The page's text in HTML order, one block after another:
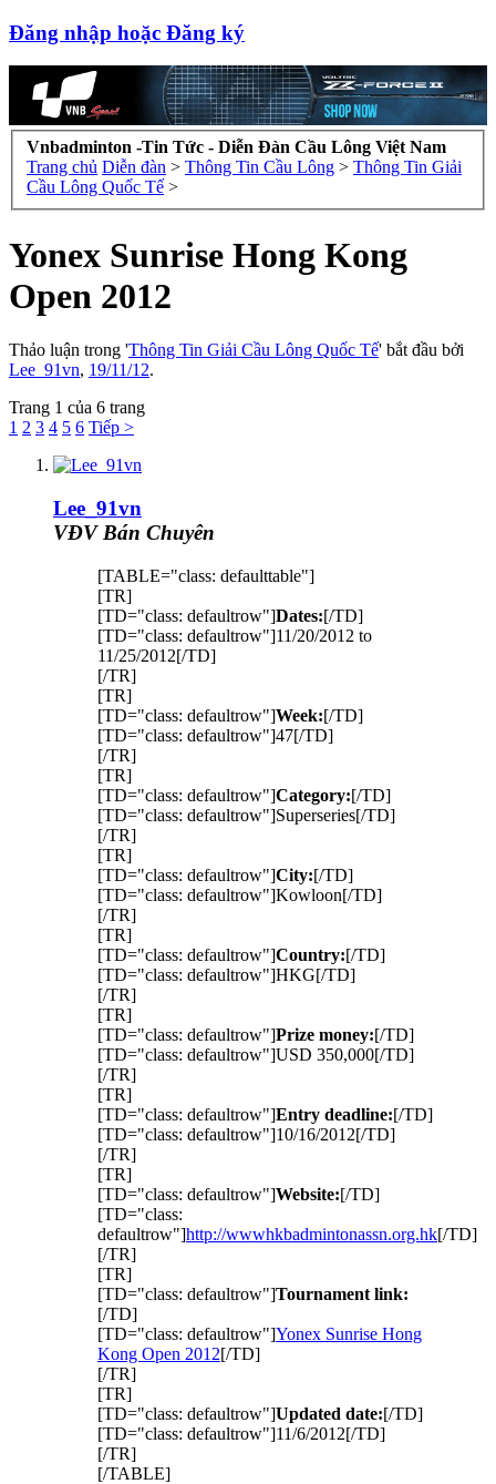
Đăng nhập hoặc Đăng ký
Vnbadminton -Tin Tức - Diễn Đàn Cầu Lông Việt Nam
Trang chủ Diễn đàn > Thông Tin Cầu Lông > Thông Tin Giải
Cầu Lông Quốc Tế >
Yonex Sunrise Hong Kong
Open 2012
Thảo luận trong 'Thông Tin Giải Cầu Lông Quốc Tế' bắt đầu bởi
Lee_91vn, 19/11/12.
Trang 1 của 6 trang
1 2 3 4 5 6 Tiếp >
Lee_91vn
VĐV Bán Chuyên
[TABLE="class: defaulttable"]
[TR]
[TD="class: defaultrow"]Dates:[/TD]
[TD="class: defaultrow"]11/20/2012 to
11/25/2012[/TD]
[/TR]
[TR]
[TD="class: defaultrow"]Week:[/TD]
[TD="class: defaultrow"]47[/TD]
[/TR]
[TR]
[TD="class: defaultrow"]Category:[/TD]
[TD="class: defaultrow"]Superseries[/TD]
[/TR]
[TR]
[TD="class: defaultrow"]City:[/TD]
[TD="class: defaultrow"]Kowloon[/TD]
[/TR]
[TR]
[TD="class: defaultrow"]Country:[/TD]
[TD="class: defaultrow"]HKG[/TD]
[/TR]
[TR]
[TD="class: defaultrow"]Prize money:[/TD]
[TD="class: defaultrow"]USD 350,000[/TD]
[/TR]
[TR]
[TD="class: defaultrow"]Entry deadline:[/TD]
[TD="class: defaultrow"]10/16/2012[/TD]
[/TR]
[TR]
[TD="class: defaultrow"]Website:[/TD]
[TD="class:
defaultrow"]http://wwwhkbadmintonassn.org.hk[/TD]
[/TR]
[TR]
[TD="class: defaultrow"]Tournament link:
[/TD]
[TD="class: defaultrow"]Yonex Sunrise Hong
Kong Open 2012[/TD]
[/TR]
[TR]
[TD="class: defaultrow"]Updated date:[/TD]
[TD="class: defaultrow"]11/6/2012[/TD]
[/TR]
[/TABLE]